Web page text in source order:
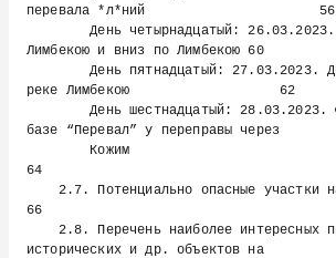
перевала *л*ний                      56
        День четырнадцатый: 26.03.2023. Движение к реке
Лимбекою и вниз по Лимбекою 60
        День пятнадцатый: 27.03.2023. Движение вниз по
реке Лимбекою                   62
        День шестнадцатый: 28.03.2023. Финиш похода на
базе “Перевал” у переправы через
64
66
исторических и др. объектов на